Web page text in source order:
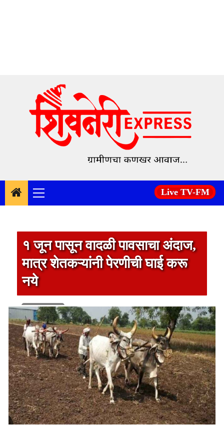
content
Primary
Menu
Live TV-FM
१ जून पासून वादळी पावसाचा अंदाज,
मात्र शेतकऱ्यांनी पेरणीची घाई करू
नये
1 min read